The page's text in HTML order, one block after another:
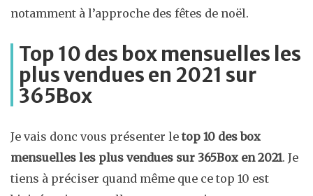
notamment à l’approche des fêtes de noël.
Top 10 des box mensuelles les
plus vendues en 2021 sur
365Box
Je vais donc vous présenter letop 10 des box
mensuelles les plus vendues sur 365Box en 2021. Je
tiens à préciser quand même que ce top 10 est